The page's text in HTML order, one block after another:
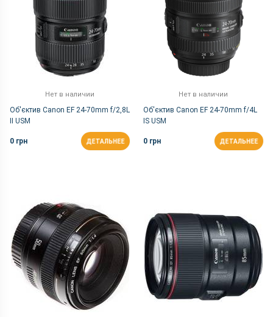
Нет в наличии
Об'єктив Canon EF 24-70mm f/2,8L
II USM
0 грн ДЕТАЛЬНЕЕ
Нет в наличии
Об'єктив Canon EF 24-70mm f/4L
IS USM
0 грн ДЕТАЛЬНЕЕ